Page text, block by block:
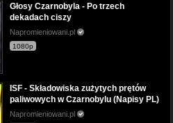
Głosy Czarnobyla - Po trzech
dekadach ciszy
Napromieniowani.pl
1080p
ISF - Składowiska zużytych prętów
paliwowych w Czarnobylu (Napisy PL)
Napromieniowani.pl